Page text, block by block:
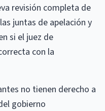
revisión completa de
juntas de apelación y
si el juez de
con la
no tienen derecho a
gobierno